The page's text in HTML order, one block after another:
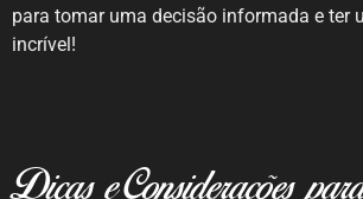
para tomar uma decisão informada e ter
incrível!
Dicas e Considerações